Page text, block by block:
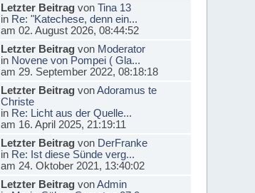
Letzter Beitragvon Tina 13
in Re: "Katechese, denn ein...
am 02. August 2026, 08:44:52
Letzter Beitragvon Moderator
in Novene von Pompei ( Gla...
am 29. September 2022, 08:18:18
Letzter BeitragvonAdoramus te
Christe
in Re: Licht aus der Quelle...
am 16. April 2025, 21:19:11
Letzter Beitragvon DerFranke
in Re: Ist diese Sünde verg...
am 24. Oktober 2021, 13:40:02
Letzter BeitragvonAdmin